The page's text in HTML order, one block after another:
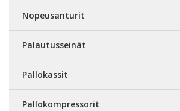
Nopeusanturit
Palautusseinät
Pallokassit
Pallokompressorit